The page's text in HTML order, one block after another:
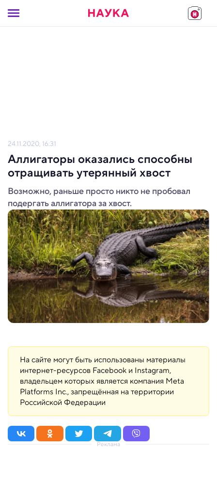
24.11.2020, 16:31
Аллигаторы оказались способны
отращивать утерянный хвост
Возможно, раньше просто никто не пробовал
подергать аллигатора за хвост.
На сайте могут быть использованы материалы
интернет-ресурсов Facebook и Instagram,
владельцем которых является компания Meta
Platforms Inc., запрещённая на территории
Российской Федерации
Реклама